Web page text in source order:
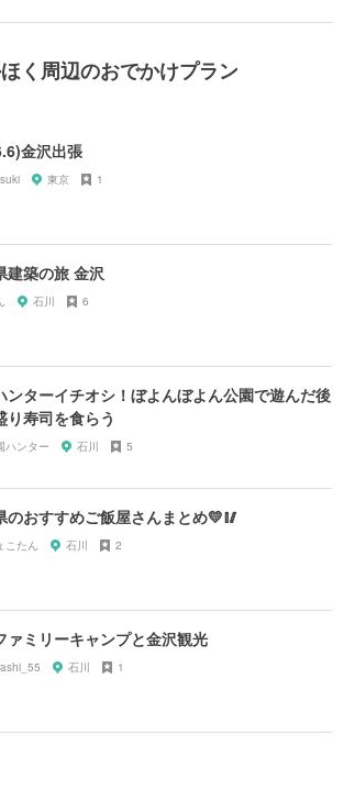
く周辺のおでかけプラン
金沢出張
東京 1
建築の旅 金沢
石川 6
ンターイチオシ！ぼよんぼよん公園で遊んだ後
り寿司を食らう
ハンター 石川 5
のおすすめご飯屋さんまとめ💛🥢
こたん 石川 2
ァミリーキャンプと金沢観光
石川 1